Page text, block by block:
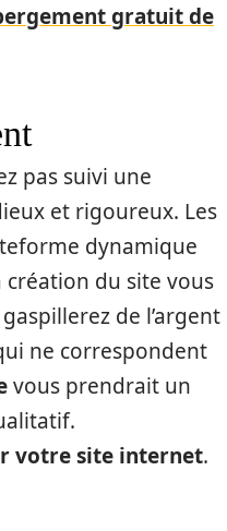
gratuit de
pas suivi une
et rigoureux. Les
dynamique
du site vous
de l’argent
ne correspondent
vous prendrait un
votre site internet.